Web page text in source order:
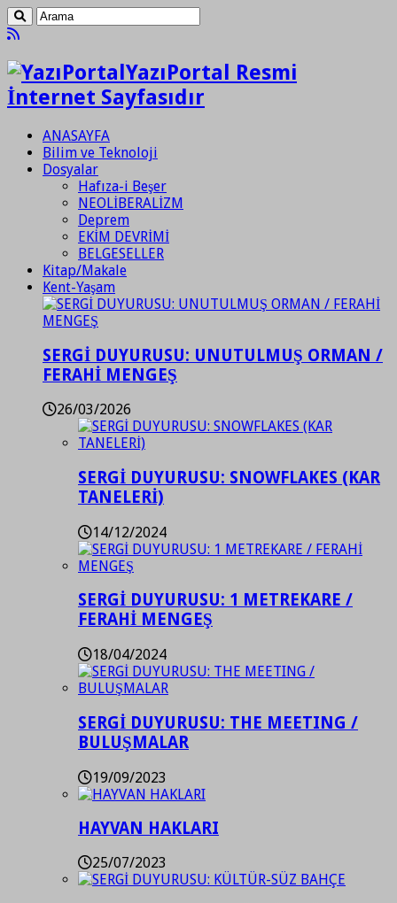
YazıPortal Resmi
İnternet Sayfasıdır
ANASAYFA
Bilim ve Teknoloji
Dosyalar
Hafıza-i Beşer
NEOLİBERALİZM
Deprem
EKİM DEVRİMİ
BELGESELLER
Kitap/Makale
Kent-Yaşam
SERGİ DUYURUSU: UNUTULMUŞ ORMAN /
FERAHİ MENGEŞ
26/03/2026
SERGİ DUYURUSU: SNOWFLAKES (KAR
TANELERİ)
14/12/2024
SERGİ DUYURUSU: 1 METREKARE /
FERAHİ MENGEŞ
18/04/2024
SERGİ DUYURUSU: THE MEETING /
BULUŞMALAR
19/09/2023
HAYVAN HAKLARI
25/07/2023